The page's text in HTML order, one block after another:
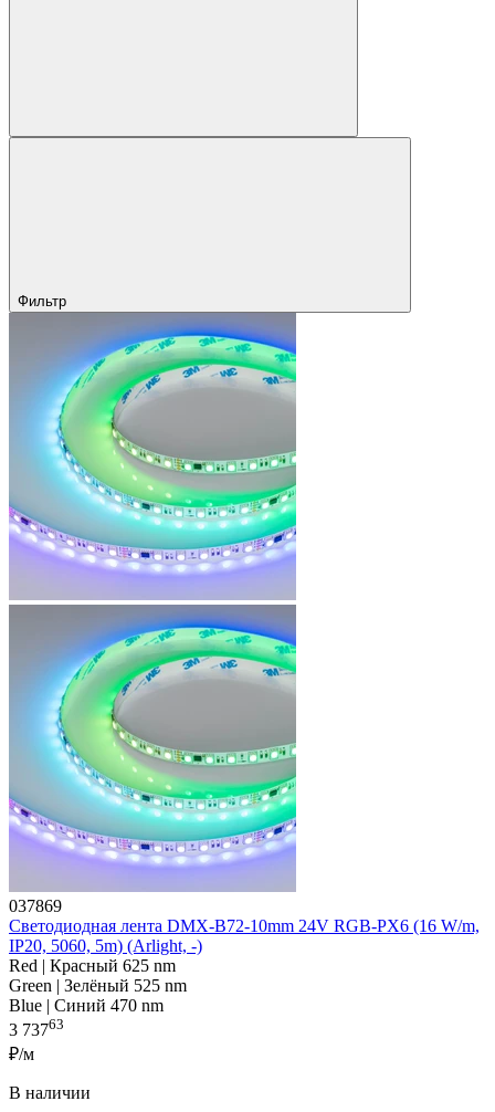
Фильтр
037869
Светодиодная лента DMX-B72-10mm 24V RGB-PX6 (16 W/m,
IP20, 5060, 5m) (Arlight, -)
Red | Красный 625 nm
Green | Зелёный 525 nm
Blue | Синий 470 nm
3 73763
₽/м
В наличии